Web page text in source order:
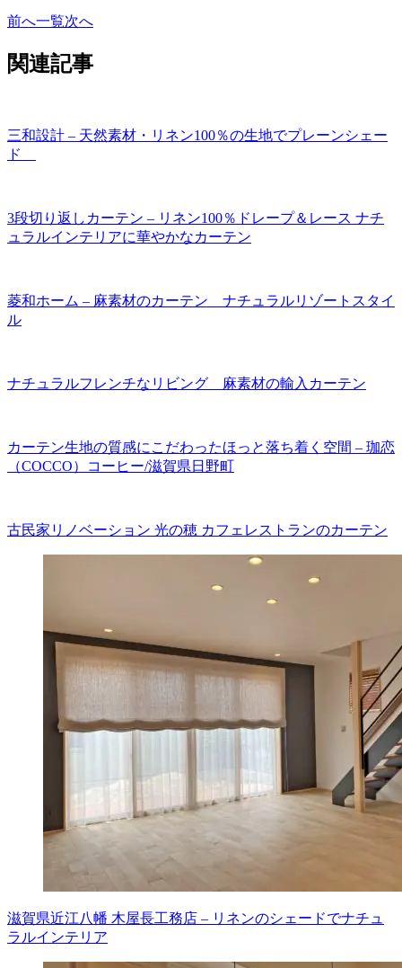
前へ一覧次へ
関連記事
三和設計 – 天然素材・リネン100％の生地でプレーンシェー
ド
3段切り返しカーテン – リネン100％ドレープ＆レース ナチ
ュラルインテリアに華やかなカーテン
菱和ホーム – 麻素材のカーテン ナチュラルリゾートスタイ
ル
ナチュラルフレンチなリビング 麻素材の輸入カーテン
カーテン生地の質感にこだわったほっと落ち着く空間 – 珈恋
（COCCO）コーヒー/滋賀県日野町
古民家リノベーション 光の穂 カフェレストランのカーテン
滋賀県近江八幡 木屋長工務店 – リネンのシェードでナチュ
ラルインテリア